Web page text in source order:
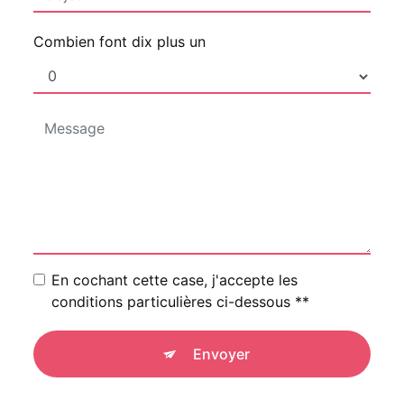
Combien font dix plus un
En cochant cette case, j'accepte les
conditions particulières ci-dessous **
Envoyer